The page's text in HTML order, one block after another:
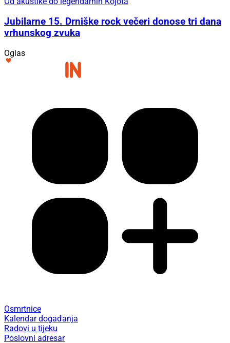
Jubilarne 15. Drniške rock večeri donose tri dana
vrhunskog zvuka
Oglas
Osmrtnice
Kalendar događanja
Radovi u tijeku
Poslovni adresar